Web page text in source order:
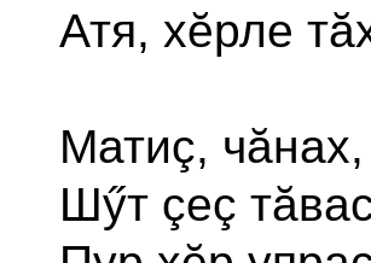
Атя, хĕрле
Матиç,
Шӳт çеç